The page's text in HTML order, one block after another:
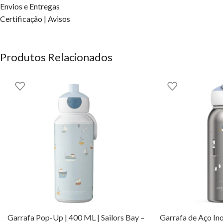
Design leve e prático, ideal para crianças em movimento.
Oferece ao teu filho a liberdade de explorar com confiança e
Done by Deer
Envios e Entregas
Certificação | Avisos
Produtos Relacionados
Garrafa Pop-Up | 400 ML | Sailors Bay –
Garrafa de Aço